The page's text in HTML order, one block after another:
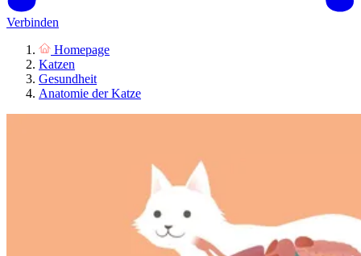
Verbinden
Homepage
Katzen
Gesundheit
Anatomie der Katze